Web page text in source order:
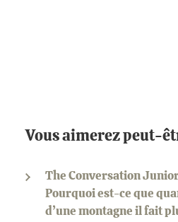
Vous aimerez peut-
The Conversation
Pourquoi est-ce que
d’une montagne il fait